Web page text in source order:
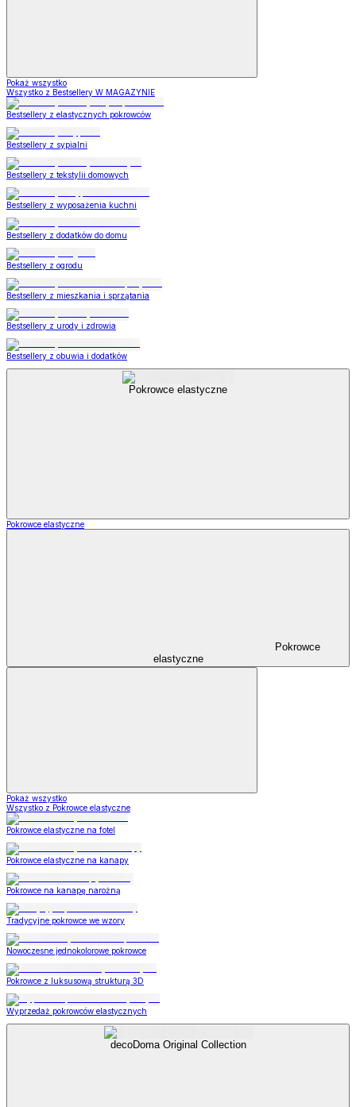
Pokaż wszystko
Wszystko z Bestsellery W MAGAZYNIE
Bestsellery z elastycznych pokrowców
Bestsellery z sypialni
Bestsellery z tekstylii domowych
Bestsellery z wyposażenia kuchni
Bestsellery z dodatków do domu
Bestsellery z ogrodu
Bestsellery z mieszkania i sprzątania
Bestsellery z urody i zdrowia
Bestsellery z obuwia i dodatków
Pokrowce elastyczne
Pokrowce elastyczne
Pokrowce
elastyczne
Pokaż wszystko
Wszystko z Pokrowce elastyczne
Pokrowce elastyczne na fotel
Pokrowce elastyczne na kanapy
Pokrowce na kanapę narożną
Tradycyjne pokrowce we wzory
Nowoczesne jednokolorowe pokrowce
Pokrowce z luksusową strukturą 3D
Wyprzedaż pokrowców elastycznych
decoDoma Original Collection